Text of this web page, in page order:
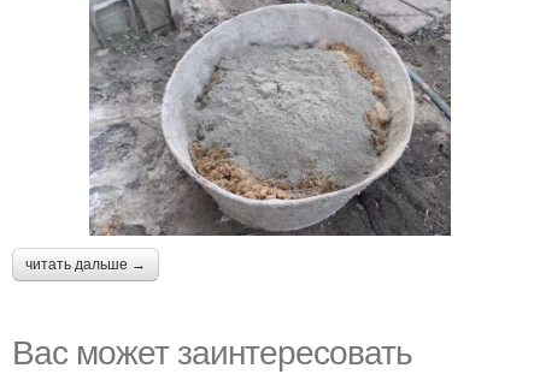
читать дальше →
Вас может заинтересовать